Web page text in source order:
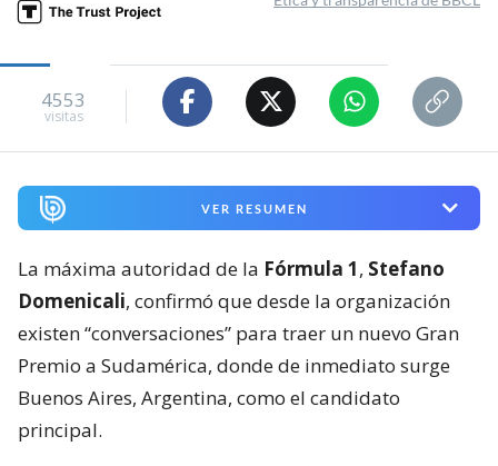
4553
visitas
VER RESUMEN
La máxima autoridad de la Fórmula 1, Stefano
Domenicali, confirmó que desde la organización
existen “conversaciones” para traer un nuevo Gran
Premio a Sudamérica, donde de inmediato surge
Buenos Aires, Argentina, como el candidato
principal.